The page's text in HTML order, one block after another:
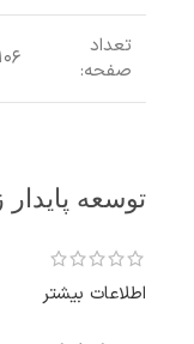
تعداد
صفحه:
توسعه
اطلاعات بیشتر